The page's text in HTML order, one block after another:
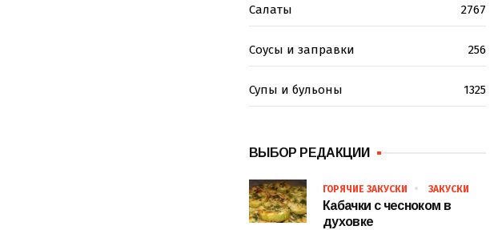
Салаты 2767
Соусы и заправки 256
Супы и бульоны 1325
ВЫБОР РЕДАКЦИИ
ГОРЯЧИЕ ЗАКУСКИ ЗАКУСКИ
Кабачки с чесноком в
духовке